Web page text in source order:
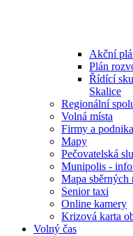
Akční
Plán
Řídící
Skalice
Regionální
Volná místa
Firmy a
Mapy
Pečovatelská
Munipolis -
Mapa sběrných
Senior taxi
Online kamery
Krizová karta
Volný čas